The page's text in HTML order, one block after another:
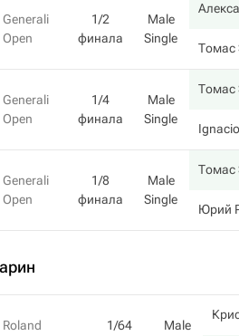
Generali
Open
1/2
финала
Male
Single
Томас
Generali
Open
1/4
финала
Male
Single
Томас
Generali
Open
1/8
финала
Male
Single
Томас
Юрий
Roland
1/64
Male